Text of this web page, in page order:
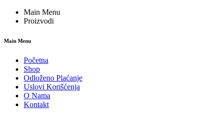
Main Menu
Proizvodi
Main Menu
Početna
Shop
Odloženo Plaćanje
Uslovi Korišćenja
O Nama
Kontakt